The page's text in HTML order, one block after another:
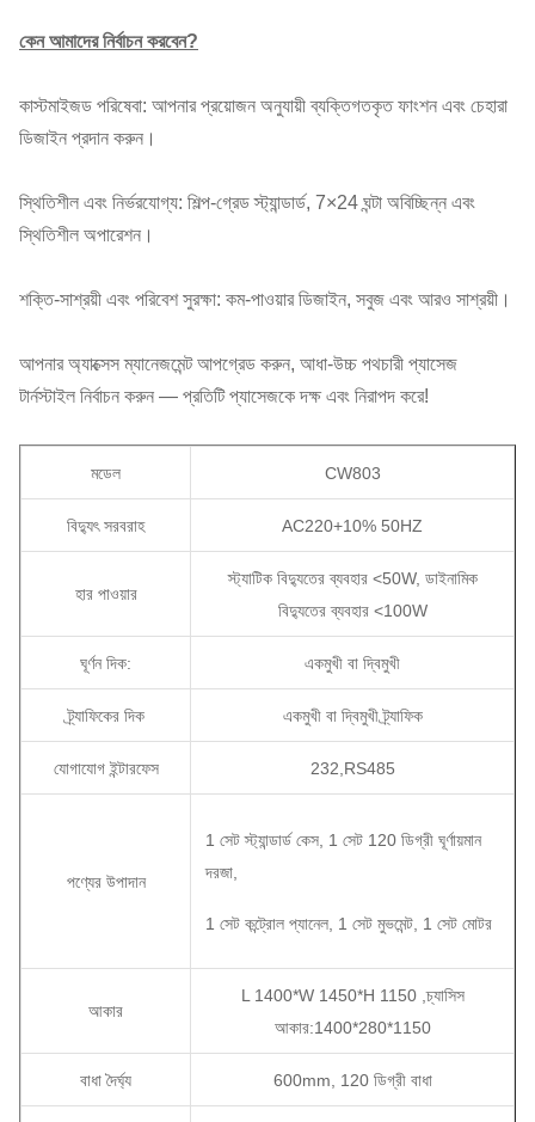
কেন আমাদের নির্বাচন করবেন?
কাস্টমাইজড পরিষেবা: আপনার প্রয়োজন অনুযায়ী ব্যক্তিগতকৃত ফাংশন এবং চেহারা
ডিজাইন প্রদান করুন।
স্থিতিশীল এবং নির্ভরযোগ্য: শিল্প-গ্রেড স্ট্যান্ডার্ড, 7×24 ঘন্টা অবিচ্ছিন্ন এবং
স্থিতিশীল অপারেশন।
শক্তি-সাশ্রয়ী এবং পরিবেশ সুরক্ষা: কম-পাওয়ার ডিজাইন, সবুজ এবং আরও সাশ্রয়ী।
আপনার অ্যাক্সেস ম্যানেজমেন্ট আপগ্রেড করুন, আধা-উচ্চ পথচারী প্যাসেজ
টার্নস্টাইল নির্বাচন করুন — প্রতিটি প্যাসেজকে দক্ষ এবং নিরাপদ করে!
মডেল CW803
বিদ্যুৎ সরবরাহ AC220+10% 50HZ
হার পাওয়ার
স্ট্যাটিক বিদ্যুতের ব্যবহার <50W, ডাইনামিক
বিদ্যুতের ব্যবহার <100W
ঘূর্ণন দিক: একমুখী বা দ্বিমুখী
ট্র্যাফিকের দিক একমুখী বা দ্বিমুখী ট্র্যাফিক
যোগাযোগ ইন্টারফেস 232,RS485
পণ্যের উপাদান
1 সেট স্ট্যান্ডার্ড কেস, 1 সেট 120 ডিগ্রী ঘূর্ণায়মান
দরজা,
1 সেট কন্ট্রোল প্যানেল, 1 সেট মুভমেন্ট, 1 সেট মোটর
আকার
L 1400*W 1450*H 1150 ,চ্যাসিস
আকার:1400*280*1150
বাধা দৈর্ঘ্য 600mm, 120 ডিগ্রী বাধা